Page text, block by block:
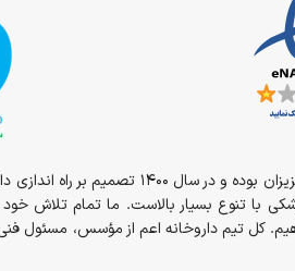
از سال 1394در قالب داروخانه حضوری مسئولیت ما شروع و در سال
با تنوع بسیار بالاست. ما تمام تلاش
کل تیم داروخانه اعم از مؤسس، مسئول